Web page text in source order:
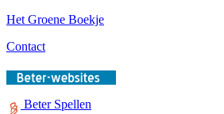
Het Groene Boekje
Contact
Beter Spellen